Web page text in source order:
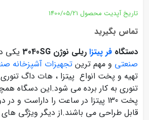
تاریخ آپدیت محصول 1400/05/21
تماس بگیرید
دستگاه فر پیتزا ریلی نوژن 3040SG یکی
صنعتی و مهم ترین تجهیزات آشپزخانه
تهیه و پخت انواع پیتزا ، هات داگ
تنوری به کار برده می شود.این دسگاه
پخت 130 پیتزا در ساعت را داراست و
قابل طراحی می باشند.از دیگر ویژگی